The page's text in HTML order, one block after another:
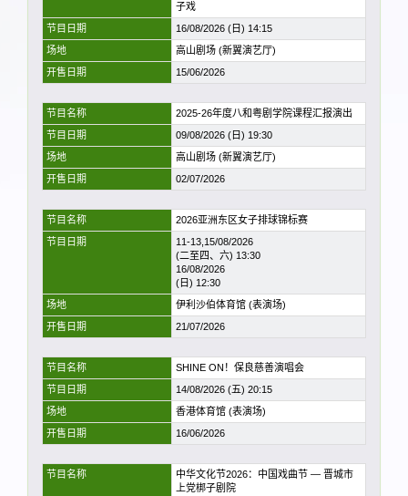
子戏
节目日期
16/08/2026 (日) 14:15
场地
高山剧场 (新翼演艺厅)
开售日期
15/06/2026
节目名称
2025-26年度八和粤剧学院课程汇报演出
节目日期
09/08/2026 (日) 19:30
场地
高山剧场 (新翼演艺厅)
开售日期
02/07/2026
节目名称
2026亚洲东区女子排球锦标赛
节目日期
11-13,15/08/2026
(二至四、六) 13:30
16/08/2026
(日) 12:30
场地
伊利沙伯体育馆 (表演场)
开售日期
21/07/2026
节目名称
SHINE ON！保良慈善演唱会
节目日期
14/08/2026 (五) 20:15
场地
香港体育馆 (表演场)
开售日期
16/06/2026
节目名称
中华文化节2026：中国戏曲节 — 晋城市
上党梆子剧院